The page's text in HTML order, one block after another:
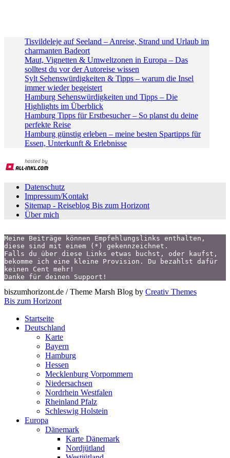
Tisvildeleje auf Seeland – Anreise, Strand und Urlaub im
charmanten Badeort
Maut, Vignetten & Umweltzonen in Europa – Das
solltest du vor der Autoreise wissen
Sylt Sehenswürdigkeiten & Tipps – warum die Insel
immer wieder begeistert
Hamburg Sehenswürdigkeiten und Tipps – Die
Highlights im Überblick
Hamburg Tipps für Erstbesucher – So planst du deine
perfekte Reise
Hamburg günstig erleben – meine besten Spartipps für
Essen, Unterkunft & Erlebnisse
Datenschutz
Impressum/Kontakt
Sitemap - Reiseblog Bis zum Horizont
Über mich
Meine Beiträge können Empfehlungslinks enthalten,
diese sind mit einem (*) gekennzeichnet.
Falls du über diese Links etwas buchst, oder kaufst,
bekomme ich eine kleine Provision. Du bezahlst dafür
keinen Cent mehr!
Danke für deinen Support!
biszumhorizont.de / Theme Marsh Blog by Creativ Themes
Bis zum Horizont
Startseite
Deutschland
Karte
Bayern
Hamburg
Hessen
Mecklenburg Vorpommern
Niedersachsen
Nordrhein Westfalen
Rheinland Pfalz
Schleswig Holstein
Europa
Dänemark
Karte Dänemark
Nordjütland